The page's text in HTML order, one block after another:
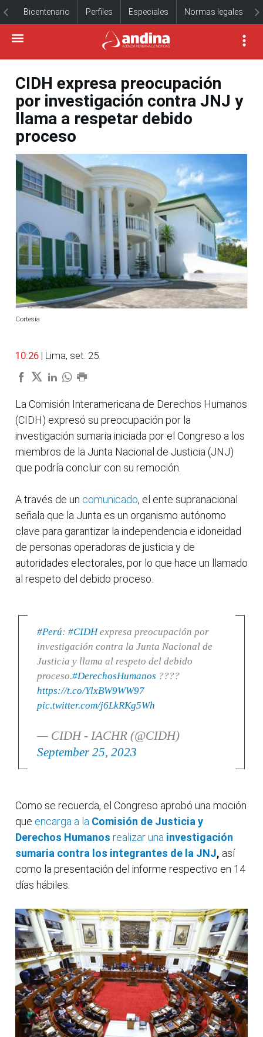
Bicentenario Perfiles Especiales Normas legales
CIDH expresa preocupación
por investigación contra JNJ y
llama a respetar debido
proceso
Cortesía
10:26 | Lima, set. 25.
La Comisión Interamericana de Derechos Humanos
(CIDH) expresó su preocupación por la
investigación sumaria iniciada por el Congreso a los
miembros de la Junta Nacional de Justicia (JNJ)
que podría concluir con su remoción.
A través de un comunicado, el ente supranacional
señala que la Junta es un organismo autónomo
clave para garantizar la independencia e idoneidad
de personas operadoras de justicia y de
autoridades electorales, por lo que hace un llamado
al respeto del debido proceso.
#Perú: #CIDHexpresa preocupación por
investigación contra la Junta Nacional de
Justicia y llama al respeto del debido
proceso.#DerechosHumanos ????
https://t.co/YlxBW9WW97
pic.twitter.com/j6LkRKg5Wh
— CIDH - IACHR (@CIDH)
September 25, 2023
Como se recuerda, el Congreso aprobó una moción
que encarga a la Comisión de Justicia y
Derechos Humanos realizar una investigación
sumaria contra los integrantes de la JNJ, así
como la presentación del informe respectivo en 14
días hábiles.